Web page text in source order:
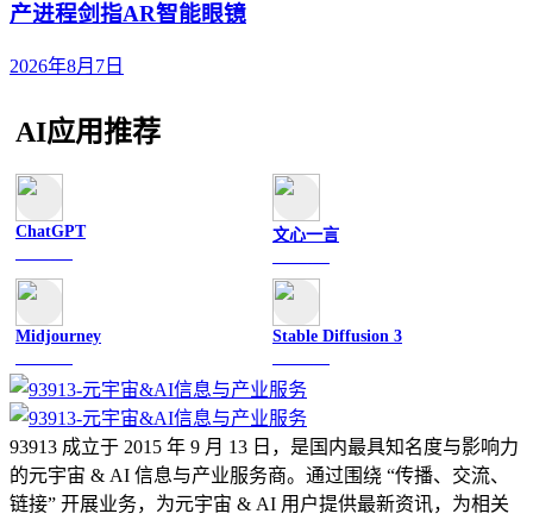
产进程剑指AR智能眼镜
2026年8月7日
AI应用推荐
ChatGPT 文心一言
Midjourney Stable Diffusion 3
93913 成立于 2015 年 9 月 13 日，是国内最具知名度与影响力
的元宇宙 & AI 信息与产业服务商。通过围绕 “传播、交流、
链接” 开展业务，为元宇宙 & AI 用户提供最新资讯，为相关